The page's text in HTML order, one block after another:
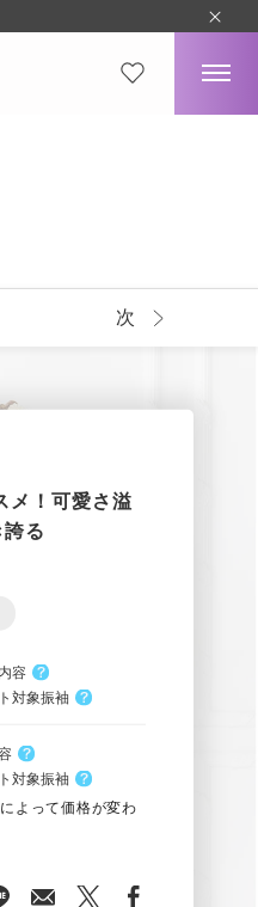
次
メ！可愛さ溢
る
容
対象振袖
対象振袖
よって価格が変わ